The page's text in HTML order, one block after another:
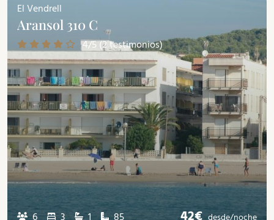
El Vendrell
Aransol 310 C
4/5 (2 testimonios)